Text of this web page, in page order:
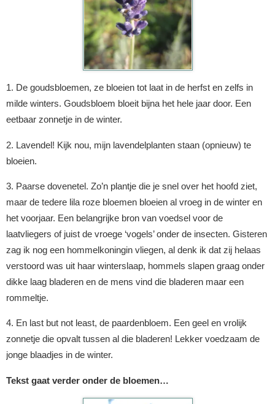
1. De goudsbloemen, ze bloeien tot laat in de herfst en zelfs in
milde winters. Goudsbloem bloeit bijna het hele jaar door. Een
eetbaar zonnetje in de winter.
2. Lavendel! Kijk nou, mijn lavendelplanten staan (opnieuw) te
bloeien.
3. Paarse dovenetel. Zo’n plantje die je snel over het hoofd ziet,
maar de tedere lila roze bloemen bloeien al vroeg in de winter en
het voorjaar. Een belangrijke bron van voedsel voor de
laatvliegers of juist de vroege ‘vogels’ onder de insecten. Gisteren
zag ik nog een hommelkoningin vliegen, al denk ik dat zij helaas
verstoord was uit haar winterslaap, hommels slapen graag onder
dikke laag bladeren en de mens vind die bladeren maar een
rommeltje.
4. En last but not least, de paardenbloem. Een geel en vrolijk
zonnetje die opvalt tussen al die bladeren! Lekker voedzaam de
jonge blaadjes in de winter.
Tekst gaat verder onder de bloemen…